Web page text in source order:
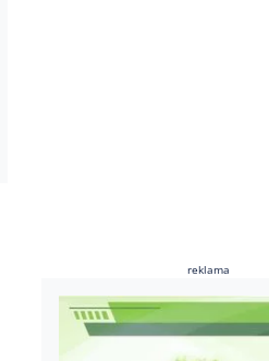
reklama